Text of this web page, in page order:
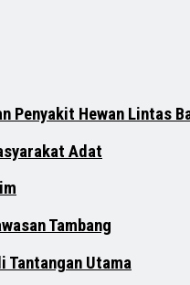
Penyakit Hewan Lintas
Adat
Tambang
Tantangan Utama